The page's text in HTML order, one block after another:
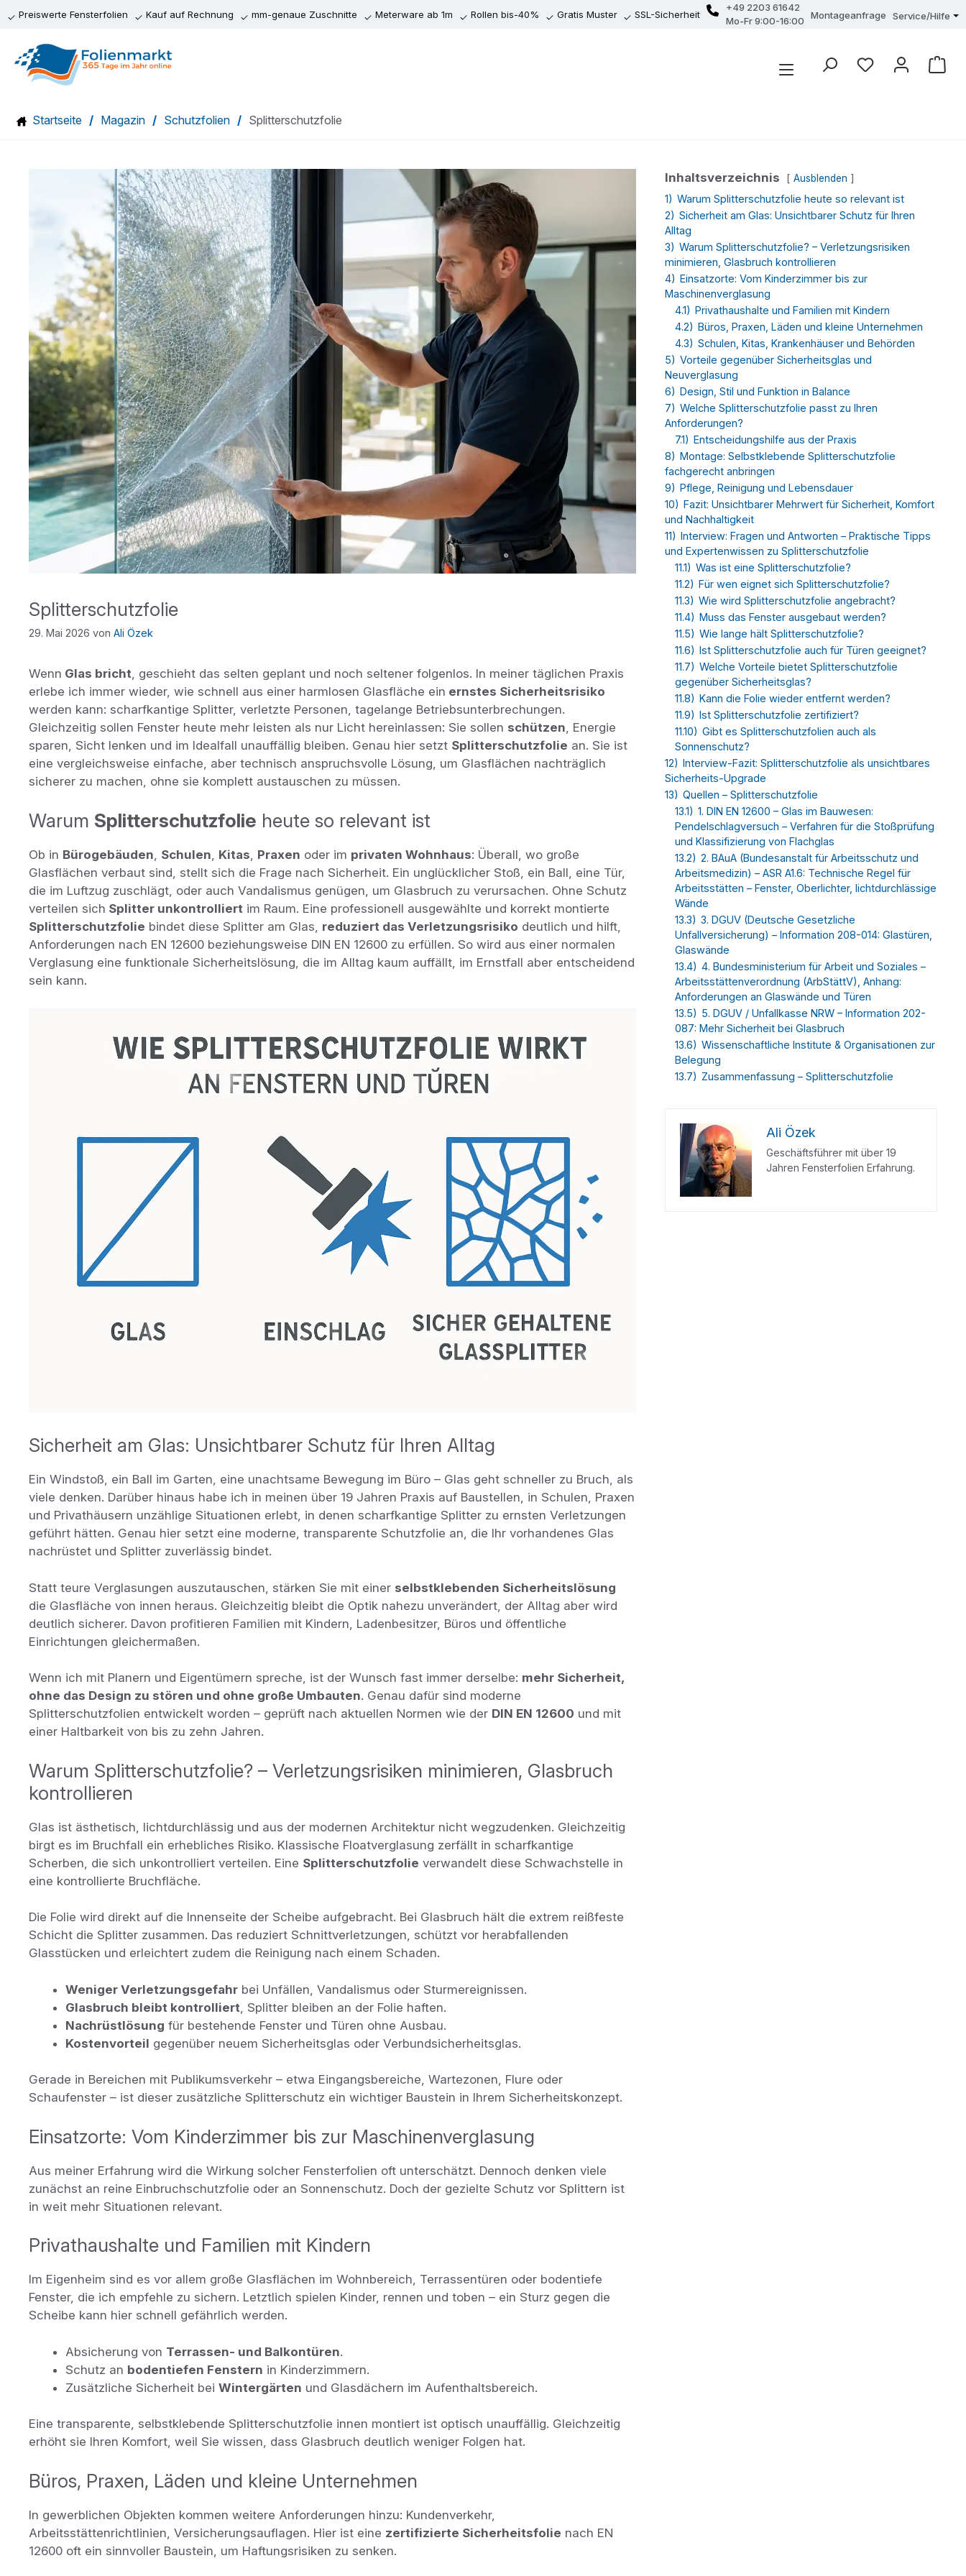
Preiswerte Fensterfolien Kauf auf Rechnung mm-genaue Zuschnitte Meterware ab 1m Rollen bis-40% Gratis Muster SSL-Sicherheit
+49 2203 61642
Mo-Fr 9:00-16:00
Montageanfrage Service/Hilfe
Inhalt
springen
Startseite / Magazin / Schutzfolien / Splitterschutzfolie
Splitterschutzfolie
29. Mai 2026 von Ali Özek
Wenn Glas bricht, geschieht das selten geplant und noch seltener folgenlos. In meiner täglichen Praxis
erlebe ich immer wieder, wie schnell aus einer harmlosen Glasfläche ein ernstes Sicherheitsrisiko
werden kann: scharfkantige Splitter, verletzte Personen, tagelange Betriebsunterbrechungen.
Gleichzeitig sollen Fenster heute mehr leisten als nur Licht hereinlassen: Sie sollen schützen, Energie
sparen, Sicht lenken und im Idealfall unauffällig bleiben. Genau hier setzt Splitterschutzfolie an. Sie ist
eine vergleichsweise einfache, aber technisch anspruchsvolle Lösung, um Glasflächen nachträglich
sicherer zu machen, ohne sie komplett austauschen zu müssen.
Warum Splitterschutzfolie heute so relevant ist
Ob in Bürogebäuden Schulen Kitas Praxen oder im privaten Wohnhaus: Überall, wo große
Glasflächen verbaut sind, stellt sich die Frage nach Sicherheit. Ein unglücklicher Stoß, ein Ball, eine Tür,
die im Luftzug zuschlägt, oder auch Vandalismus genügen, um Glasbruch zu verursachen. Ohne Schutz
verteilen sich Splitter unkontrolliert im Raum. Eine professionell ausgewählte und korrekt montierte
Splitterschutzfolie bindet diese Splitter am Glas, reduziert das Verletzungsrisiko deutlich und hilft,
Anforderungen nach EN 12600 beziehungsweise DIN EN 12600 zu erfüllen. So wird aus einer normalen
Verglasung eine funktionale Sicherheitslösung, die im Alltag kaum auffällt, im Ernstfall aber entscheidend
sein kann.
Sicherheit am Glas: Unsichtbarer Schutz für Ihren Alltag
Ein Windstoß, ein Ball im Garten, eine unachtsame Bewegung im Büro – Glas geht schneller zu Bruch, als
viele denken. Darüber hinaus habe ich in meinen über 19 Jahren Praxis auf Baustellen, in Schulen, Praxen
und Privathäusern unzählige Situationen erlebt, in denen scharfkantige Splitter zu ernsten Verletzungen
geführt hätten. Genau hier setzt eine moderne, transparente Schutzfolie an, die Ihr vorhandenes Glas
nachrüstet und Splitter zuverlässig bindet.
Statt teure Verglasungen auszutauschen, stärken Sie mit einer selbstklebenden Sicherheitslösung
die Glasfläche von innen heraus. Gleichzeitig bleibt die Optik nahezu unverändert, der Alltag aber wird
deutlich sicherer. Davon profitieren Familien mit Kindern, Ladenbesitzer, Büros und öffentliche
Einrichtungen gleichermaßen.
Wenn ich mit Planern und Eigentümern spreche, ist der Wunsch fast immer derselbe: mehr Sicherheit,
ohne das Design zu stören und ohne große Umbauten. Genau dafür sind moderne
Splitterschutzfolien entwickelt worden – geprüft nach aktuellen Normen wie der DIN EN 12600 und mit
einer Haltbarkeit von bis zu zehn Jahren.
Warum Splitterschutzfolie? – Verletzungsrisiken minimieren, Glasbruch
kontrollieren
Glas ist ästhetisch, lichtdurchlässig und aus der modernen Architektur nicht wegzudenken. Gleichzeitig
birgt es im Bruchfall ein erhebliches Risiko. Klassische Floatverglasung zerfällt in scharfkantige
Scherben, die sich unkontrolliert verteilen. Eine Splitterschutzfolie verwandelt diese Schwachstelle in
eine kontrollierte Bruchfläche.
Die Folie wird direkt auf die Innenseite der Scheibe aufgebracht. Bei Glasbruch hält die extrem reißfeste
Schicht die Splitter zusammen. Das reduziert Schnittverletzungen, schützt vor herabfallenden
Glasstücken und erleichtert zudem die Reinigung nach einem Schaden.
Weniger Verletzungsgefahr bei Unfällen, Vandalismus oder Sturmereignissen.
Glasbruch bleibt kontrolliert , Splitter bleiben an der Folie haften.
Nachrüstlösung für bestehende Fenster und Türen ohne Ausbau.
Kostenvorteil gegenüber neuem Sicherheitsglas oder Verbundsicherheitsglas.
Gerade in Bereichen mit Publikumsverkehr – etwa Eingangsbereiche, Wartezonen, Flure oder
Schaufenster – ist dieser zusätzliche Splitterschutz ein wichtiger Baustein in Ihrem Sicherheitskonzept.
Einsatzorte: Vom Kinderzimmer bis zur Maschinenverglasung
Aus meiner Erfahrung wird die Wirkung solcher Fensterfolien oft unterschätzt. Dennoch denken viele
zunächst an reine Einbruchschutzfolie oder an Sonnenschutz. Doch der gezielte Schutz vor Splittern ist
in weit mehr Situationen relevant.
Privathaushalte und Familien mit Kindern
Im Eigenheim sind es vor allem große Glasflächen im Wohnbereich, Terrassentüren oder bodentiefe
Fenster, die ich empfehle zu sichern. Letztlich spielen Kinder, rennen und toben – ein Sturz gegen die
Scheibe kann hier schnell gefährlich werden.
Absicherung von Terrassen- und Balkontüren.
Schutz an bodentiefen Fenstern in Kinderzimmern.
Zusätzliche Sicherheit bei Wintergärten und Glasdächern im Aufenthaltsbereich.
Eine transparente, selbstklebende Splitterschutzfolie innen montiert ist optisch unauffällig. Gleichzeitig
erhöht sie Ihren Komfort, weil Sie wissen, dass Glasbruch deutlich weniger Folgen hat.
Büros, Praxen, Läden und kleine Unternehmen
In gewerblichen Objekten kommen weitere Anforderungen hinzu: Kundenverkehr,
Arbeitsstättenrichtlinien, Versicherungsauflagen. Hier ist eine zertifizierte Sicherheitsfolie nach EN
12600 oft ein sinnvoller Baustein, um Haftungsrisiken zu senken.
Inhaltsverzeichnis Ausblenden
1) Warum Splitterschutzfolie heute so relevant ist
2) Sicherheit am Glas: Unsichtbarer Schutz für Ihren
Alltag
3) Warum Splitterschutzfolie? – Verletzungsrisiken
minimieren, Glasbruch kontrollieren
4) Einsatzorte: Vom Kinderzimmer bis zur
Maschinenverglasung
4.1) Privathaushalte und Familien mit Kindern
4.2) Büros, Praxen, Läden und kleine Unternehmen
4.3) Schulen, Kitas, Krankenhäuser und Behörden
5) Vorteile gegenüber Sicherheitsglas und
Neuverglasung
6) Design, Stil und Funktion in Balance
7) Welche Splitterschutzfolie passt zu Ihren
Anforderungen?
7.1) Entscheidungshilfe aus der Praxis
8) Montage: Selbstklebende Splitterschutzfolie
fachgerecht anbringen
9) Pflege, Reinigung und Lebensdauer
10) Fazit: Unsichtbarer Mehrwert für Sicherheit, Komfort
und Nachhaltigkeit
11) Interview: Fragen und Antworten – Praktische Tipps
und Expertenwissen zu Splitterschutzfolie
11.1) Was ist eine Splitterschutzfolie?
11.2) Für wen eignet sich Splitterschutzfolie?
11.3) Wie wird Splitterschutzfolie angebracht?
11.4) Muss das Fenster ausgebaut werden?
11.5) Wie lange hält Splitterschutzfolie?
11.6) Ist Splitterschutzfolie auch für Türen geeignet?
11.7) Welche Vorteile bietet Splitterschutzfolie
gegenüber Sicherheitsglas?
11.8) Kann die Folie wieder entfernt werden?
11.9) Ist Splitterschutzfolie zertifiziert?
11.10) Gibt es Splitterschutzfolien auch als
Sonnenschutz?
12) Interview-Fazit: Splitterschutzfolie als unsichtbares
Sicherheits-Upgrade
13) Quellen – Splitterschutzfolie
13.1) 1. DIN EN 12600 – Glas im Bauwesen:
Pendelschlagversuch – Verfahren für die Stoßprüfung
und Klassifizierung von Flachglas
13.2) 2. BAuA (Bundesanstalt für Arbeitsschutz und
Arbeitsmedizin) – ASR A1.6: Technische Regel für
Arbeitsstätten – Fenster, Oberlichter, lichtdurchlässige
Wände
13.3) 3. DGUV (Deutsche Gesetzliche
Unfallversicherung) – Information 208-014: Glastüren,
Glaswände
13.4) 4. Bundesministerium für Arbeit und Soziales –
Arbeitsstättenverordnung (ArbStättV), Anhang:
Anforderungen an Glaswände und Türen
13.5) 5. DGUV / Unfallkasse NRW – Information 202-
087: Mehr Sicherheit bei Glasbruch
13.6) Wissenschaftliche Institute & Organisationen zur
Belegung
13.7) Zusammenfassung – Splitterschutzfolie
Ali Özek
Geschäftsführer mit über 19
Jahren Fensterfolien Erfahrung.